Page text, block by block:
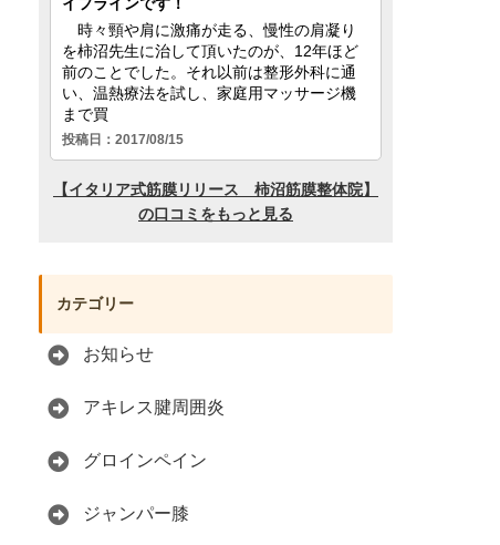
カテゴリー
お知らせ
アキレス腱周囲炎
グロインペイン
ジャンパー膝